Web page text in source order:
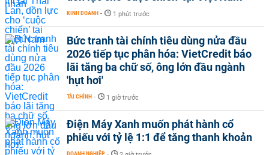
KINH DOANH - 1 phút trước
Bức tranh tài chính tiêu dùng nửa đầu
2026 tiếp tục phân hóa: VietCredit báo
lãi tăng ba chữ số, ông lớn đầu ngành
'hụt hơi'
TÀI CHÍNH - 1 giờ trước
Điện Máy Xanh muốn phát hành cổ
phiếu với tỷ lệ 1:1 để tăng thanh khoản
DOANH NGHIỆP